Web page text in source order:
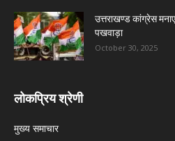
उत्तराखण्ड कांग्रेस
पखवाड़ा
October 30, 2025
लोकप्रिय श्रेणी
मुख्य समाचार